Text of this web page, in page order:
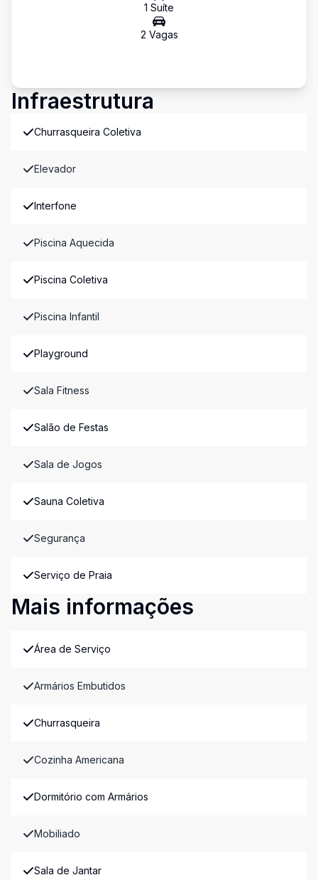
1 Suíte
2 Vagas
Infraestrutura
Churrasqueira Coletiva
Elevador
Interfone
Piscina Aquecida
Piscina Coletiva
Piscina Infantil
Playground
Sala Fitness
Salão de Festas
Sala de Jogos
Sauna Coletiva
Segurança
Serviço de Praia
Mais informações
Área de Serviço
Armários Embutidos
Churrasqueira
Cozinha Americana
Dormitório com Armários
Mobiliado
Sala de Jantar